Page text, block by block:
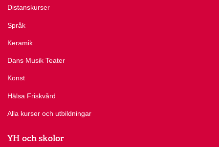
Distanskurser
Språk
Keramik
Dans Musik Teater
Konst
Hälsa Friskvård
Alla kurser och utbildningar
YH och skolor